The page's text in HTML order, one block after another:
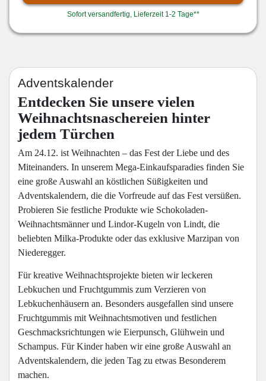
Sofort versandfertig, Lieferzeit 1-2 Tage**
Adventskalender
Entdecken Sie unsere vielen
Weihnachtsnaschereien hinter
jedem Türchen
Am 24.12. ist Weihnachten – das Fest der Liebe und des
Miteinanders. In unserem Mega-Einkaufsparadies finden Sie
eine große Auswahl an köstlichen Süßigkeiten und
Adventskalendern, die die Vorfreude auf das Fest versüßen.
Probieren Sie festliche Produkte wie Schokoladen-
Weihnachtsmänner und Lindor-Kugeln von Lindt, die
beliebten Milka-Produkte oder das exklusive Marzipan von
Niederegger.
Für kreative Weihnachtsprojekte bieten wir leckeren
Lebkuchen und Fruchtgummis zum Verzieren von
Lebkuchenhäusern an. Besonders ausgefallen sind unsere
Fruchtgummis mit Weihnachtsmotiven und festlichen
Geschmacksrichtungen wie Eierpunsch, Glühwein und
Schampus. Für Kinder haben wir eine große Auswahl an
Adventskalendern, die jeden Tag zu etwas Besonderem
machen.